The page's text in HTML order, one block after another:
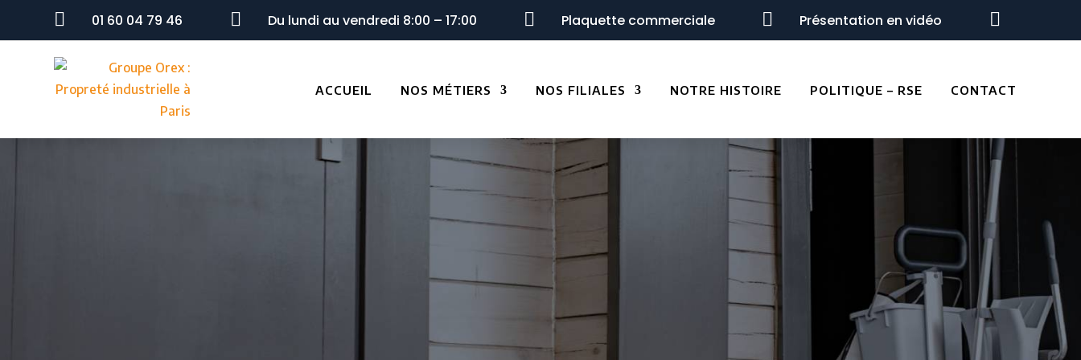
 01 60 04 79 46  Du lundi au vendredi 8:00 – 17:00  Plaquette commerciale  Présentation en vidéo 
ACCUEIL NOS MÉTIERS NOS FILIALES NOTRE HISTOIRE POLITIQUE – RSE CONTACT